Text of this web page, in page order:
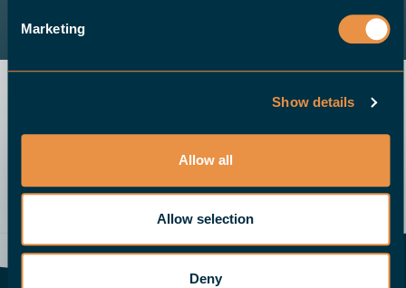
Marketing
Show details
Allow all
Allow selection
Deny
Rufen Sie uns an Senden Sie uns eine E-Mail Demo Angebot anfordern